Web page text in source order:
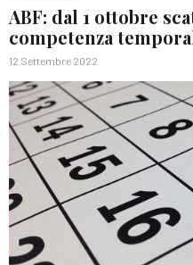
ABF: dal 1 ottobre
competenza
12 Settembre 2022